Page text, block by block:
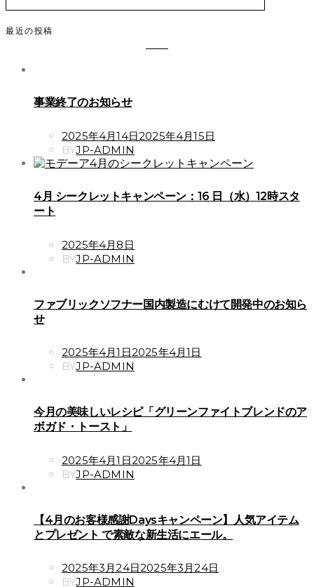
ペ
ー
ジ
最近の投稿
事業終了のお知らせ
POSTED
ON
2025年4月14日2025年4月15日
BYJP-ADMIN
4月 シークレットキャンペーン：16 日（水）12時スタ
ート
POSTED
ON
2025年4月8日
BYJP-ADMIN
ファブリックソフナー国内製造にむけて開発中のお知ら
せ
POSTED
ON
2025年4月1日2025年4月1日
BYJP-ADMIN
今月の美味しいレシピ「グリーンファイトブレンドのア
ボガド・トースト」
POSTED
ON
2025年4月1日2025年4月1日
BYJP-ADMIN
【4月のお客様感謝Daysキャンペーン】人気アイテム
とプレゼント で素敵な新生活にエール。
POSTED
ON
2025年3月24日2025年3月24日
BYJP-ADMIN